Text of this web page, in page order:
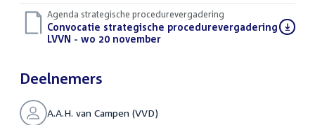
Agenda strategische procedurevergadering
Download
bestand:
Convocatie strategische procedurevergadering
LVVN - wo 20 november(PDF)
Deelnemers
A.A.H. van Campen (VVD)